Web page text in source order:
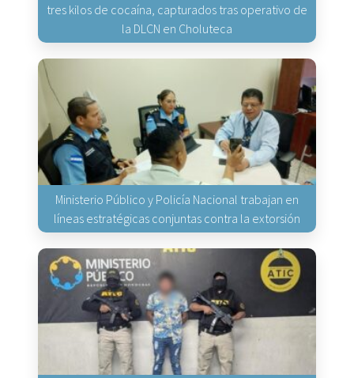
tres kilos de cocaína, capturados tras operativo de
la DLCN en Choluteca
Ministerio Público y Policía Nacional trabajan en
líneas estratégicas conjuntas contra la extorsión